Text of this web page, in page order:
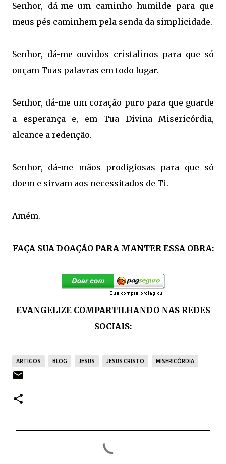
Senhor, dá-me um caminho humilde para que
meus pés caminhem pela senda da simplicidade.
Senhor, dá-me ouvidos cristalinos para que só
ouçam Tuas palavras em todo lugar.
Senhor, dá-me um coração puro para que guarde
a esperança e, em Tua Divina Misericórdia,
alcance a redenção.
Senhor, dá-me mãos prodigiosas para que só
doem e sirvam aos necessitados de Ti.
Amém.
FAÇA SUA DOAÇÃO PARA MANTER ESSA OBRA:
EVANGELIZE COMPARTILHANDO NAS REDES
SOCIAIS:
ARTIGOS BLOG JESUS JESUS CRISTO MISERICÓRDIA